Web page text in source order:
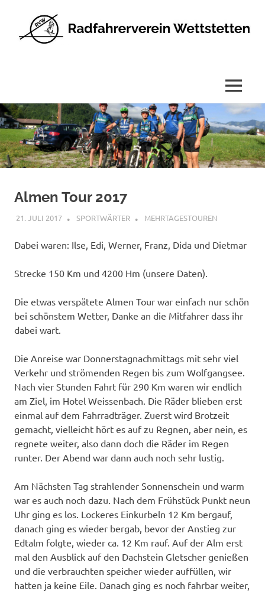
Zum
Inhalt
springen
MENÜ
Almen Tour 2017
21. JULI 2017 SPORTWÄRTER MEHRTAGESTOUREN
Dabei waren: Ilse, Edi, Werner, Franz, Dida und Dietmar
Strecke 150 Km und 4200 Hm (unsere Daten).
Die etwas verspätete Almen Tour war einfach nur schön
bei schönstem Wetter, Danke an die Mitfahrer dass ihr
dabei wart.
Die Anreise war Donnerstagnachmittags mit sehr viel
Verkehr und strömenden Regen bis zum Wolfgangsee.
Nach vier Stunden Fahrt für 290 Km waren wir endlich
am Ziel, im Hotel Weissenbach. Die Räder blieben erst
einmal auf dem Fahrradträger. Zuerst wird Brotzeit
gemacht, vielleicht hört es auf zu Regnen, aber nein, es
regnete weiter, also dann doch die Räder im Regen
runter. Der Abend war dann auch noch sehr lustig.
Am Nächsten Tag strahlender Sonnenschein und warm
war es auch noch dazu. Nach dem Frühstück Punkt neun
Uhr ging es los. Lockeres Einkurbeln 12 Km bergauf,
danach ging es wieder bergab, bevor der Anstieg zur
Edtalm folgte, wieder ca. 12 Km rauf. Auf der Alm erst
mal den Ausblick auf den Dachstein Gletscher genießen
und die verbrauchten speicher wieder auffüllen, wir
hatten ja keine Eile. Danach ging es noch fahrbar weiter,